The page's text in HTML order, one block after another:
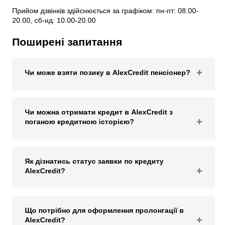
Прийом дзвінків здійснюється за графіком: пн-пт: 08.00-
20.00, сб-нд: 10.00-20.00
Поширені запитання
Чи може взяти позику в AlexCredit пенсіонер?
Чи можна отримати кредит в AlexCredit з
поганою кредитною історією?
Як дізнатись статус заявки по кредиту
AlexCredit?
Що потрібно для оформлення пролонгації в
AlexCredit?